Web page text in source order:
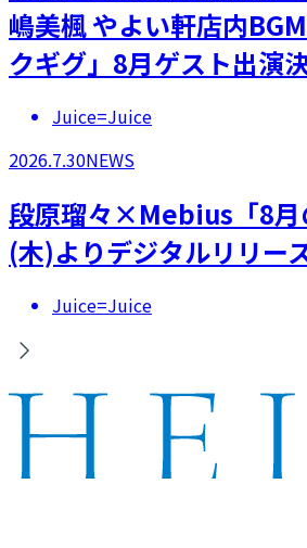
嶋美楓 やよい軒店内
クギグ」8月ゲスト出演
Juice=Juice
2026.7.30NEWS
段原瑠々×Mebius「8月
(木)よりデジタルリリー
Juice=Juice